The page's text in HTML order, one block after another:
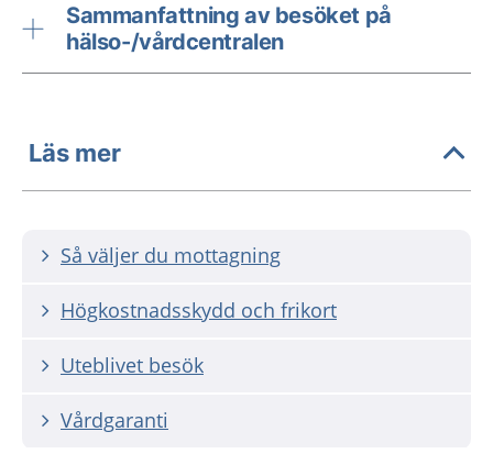
Sammanfattning av besöket på
hälso-/vårdcentralen
Läs mer
Så väljer du mottagning
Högkostnadsskydd och frikort
Uteblivet besök
Vårdgaranti